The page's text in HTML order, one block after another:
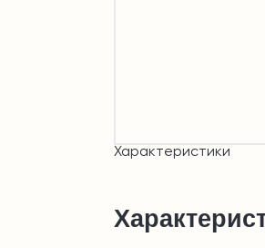
Характеристики